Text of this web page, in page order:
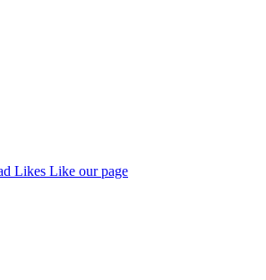
Likes Like our page